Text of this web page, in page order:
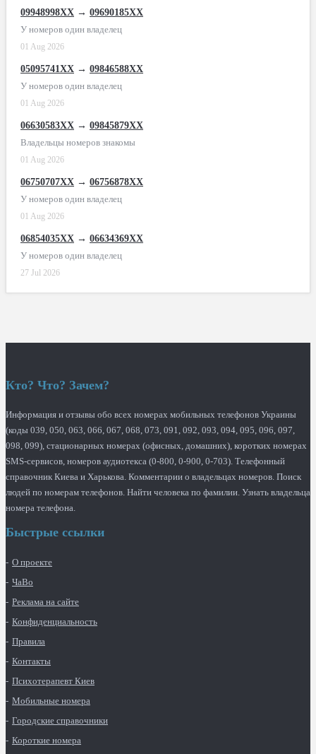
09948998XX → 09690185XX
У номеров один владелец
01 Aug 2026
05095741XX → 09846588XX
У номеров один владелец
01 Aug 2026
06630583XX → 09845879XX
Владельцы номеров знакомы
01 Aug 2026
06750707XX → 06756878XX
У номеров один владелец
01 Aug 2026
06854035XX → 06634369XX
У номеров один владелец
27 Jul 2026
Кто? Что? Зачем?
Информация и отзывы обо всех номерах мобильных телефонов Украины
(коды 039, 050, 063, 066, 067, 068, 073, 091, 092, 093, 094, 095, 096, 097,
098, 099), стационарных номерах (офисных, домашних), коротких номерах
SMS-сервисов, номеров аудиотекса (0-800, 0-900, 0-703). Телефонный
справочник Киева и Харькова. Комментарии о владельцах номеров. Поиск
людей по номерам телефонов. Найти человека по фамилии. Узнать владельца
номера телефона.
Быстрые ссылки
О проекте
ЧаВо
Реклама на сайте
Конфиденциальность
Правила
Контакты
Психотерапевт Киев
Мобильные номера
Городские справочники
Короткие номера